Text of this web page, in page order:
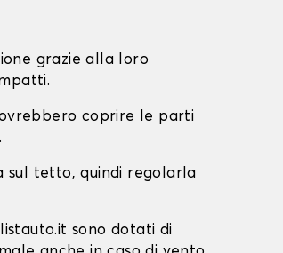
grazie alla loro
coprire le parti
sul tetto, quindi regolarla
sono dotati di